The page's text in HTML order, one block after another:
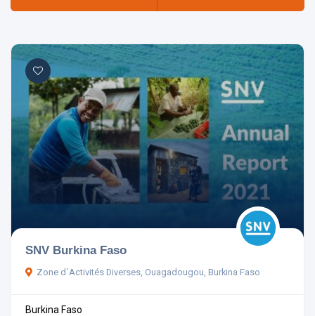
Domaines
Aptitudes
Centres d'intérêt
SNV Burkina Faso
Zone d´Activités Diverses, Ouagadougou, Burkina Faso
Burkina Faso